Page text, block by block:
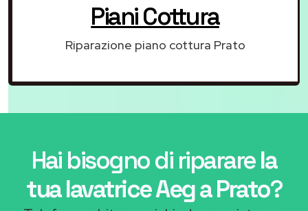
Piani Cottura
Riparazione piano cottura Prato
Hai bisogno di ripararela
tua lavatrice Aeg a Prato?